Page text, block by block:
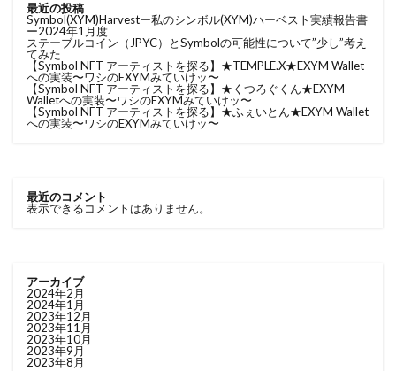
最近の投稿
Symbol(XYM)Harvestー私のシンボル(XYM)ハーベスト実績報告書
ー2024年1月度
ステーブルコイン（JPYC）とSymbolの可能性について”少し”考え
てみた
【Symbol NFT アーティストを探る】★TEMPLE.X★EXYM Wallet
への実装〜ワシのEXYMみていけッ〜
【Symbol NFT アーティストを探る】★くつろぐくん★EXYM
Walletへの実装〜ワシのEXYMみていけッ〜
【Symbol NFT アーティストを探る】★ふぇいとん★EXYM Wallet
への実装〜ワシのEXYMみていけッ〜
最近のコメント
表示できるコメントはありません。
アーカイブ
2024年2月
2024年1月
2023年12月
2023年11月
2023年10月
2023年9月
2023年8月